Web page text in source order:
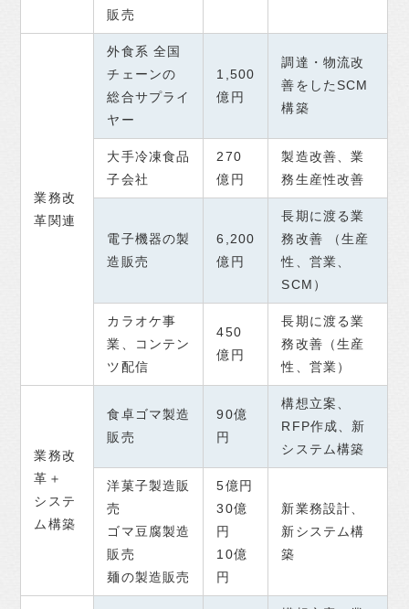
販売
業務改
革関連
外食系 全国
チェーンの
総合サプライ
ヤー
1,500
億円
調達・物流改
善をしたSCM
構築
大手冷凍食品
子会社
270
億円
製造改善、業
務生産性改善
電子機器の製
造販売
6,200
億円
長期に渡る業
務改善 （生産
性、営業、
SCM）
カラオケ事
業、コンテン
ツ配信
450
億円
長期に渡る業
務改善（生産
性、営業）
業務改
革＋
システ
ム構築
食卓ゴマ製造
販売
90億
円
構想立案、
RFP作成、新
システム構築
洋菓子製造販
売
ゴマ豆腐製造
販売
麺の製造販売
5億円
30億
円
10億
円
新業務設計、
新システム構
築